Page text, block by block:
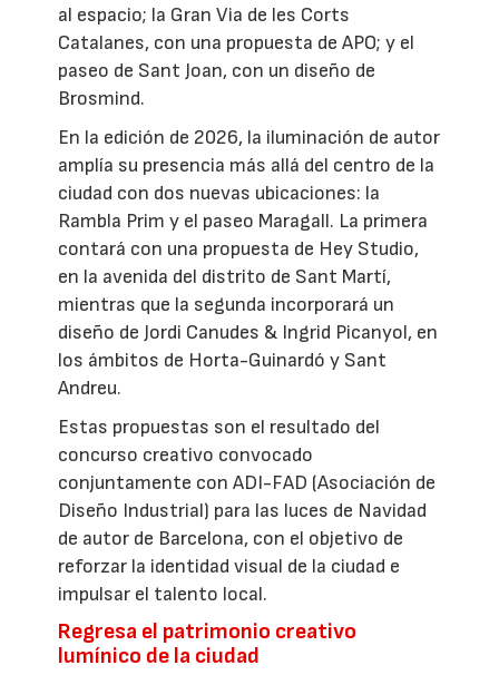
al espacio; la Gran Via de les Corts
Catalanes, con una propuesta de APO; y el
paseo de Sant Joan, con un diseño de
Brosmind.
En la edición de 2026, la iluminación de autor
amplía su presencia más allá del centro de la
ciudad con dos nuevas ubicaciones: la
Rambla Prim y el paseo Maragall. La primera
contará con una propuesta de Hey Studio,
en la avenida del distrito de Sant Martí,
mientras que la segunda incorporará un
diseño de Jordi Canudes & Ingrid Picanyol, en
los ámbitos de Horta-Guinardó y Sant
Andreu.
Estas propuestas son el resultado del
concurso creativo convocado
conjuntamente con ADI-FAD (Asociación de
Diseño Industrial) para las luces de Navidad
de autor de Barcelona, con el objetivo de
reforzar la identidad visual de la ciudad e
impulsar el talento local.
Regresa el patrimonio creativo
lumínico de la ciudad